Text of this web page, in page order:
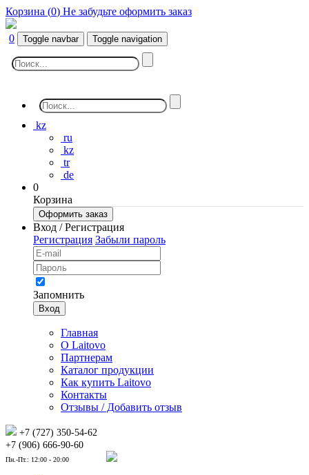
Корзина (0) Не забудьте оформить заказ
0 Toggle navbar Toggle navigation
kz
ru
kz
tr
de
0
Корзина
Оформить заказ
Вход / Регистрация
Регистрация Забыли пароль
Запомнить
Вход
Главная
О Laitovo
Партнерам
Каталог продукции
Как купить Laitovo
Контакты
Отзывы / Добавить отзыв
+7 (727) 350-54-62
+7 (906) 666-90-60
Пн.-Пт.: 12:00 - 20:00